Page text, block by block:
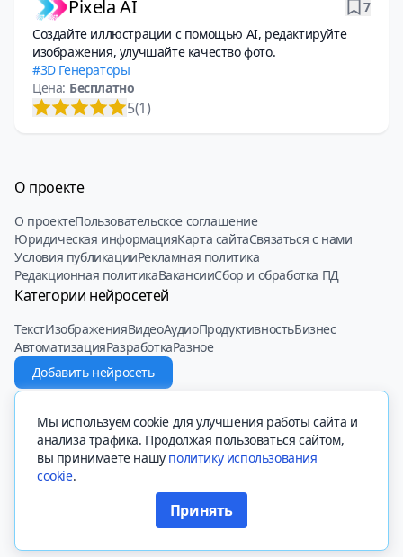
Pixela AI
7
Создайте иллюстрации с помощью AI, редактируйте
изображения, улучшайте качество фото.
3D Генераторы
Цена: Бесплатно
5(1)
Перейти на сайт FaceApp
О проекте
О проектеПользовательское соглашение
Юридическая информацияКарта сайтаСвязаться с нами
Условия публикацииРекламная политика
Редакционная политикаВакансииСбор и обработка ПД
Категории нейросетей
ТекстИзображенияВидеоАудиоПродуктивностьБизнес
АвтоматизацияРазработкаРазное
Добавить нейросеть
Вся представленная на сайте информация, касающаяся описаний
сайтов, их функционала и стоимости платных функций, носит
информационный характер и ни при каких условиях не является
публичной офертой, определяемой положениями Статьи 437 (2)
Гражданского кодекса РФ.
Мы используем cookie для улучшения работы сайта и
анализа трафика. Продолжая пользоваться сайтом,
вы принимаете нашу политику использования
cookie.
Принять